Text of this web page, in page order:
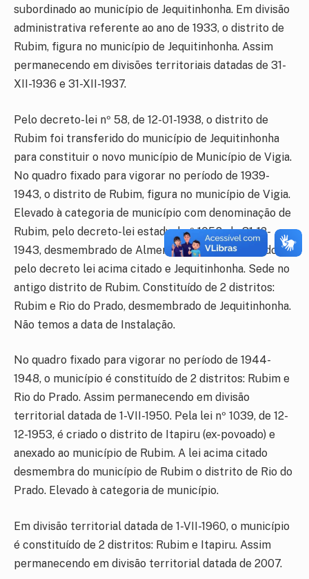
subordinado ao município de Jequitinhonha. Em divisão
administrativa referente ao ano de 1933, o distrito de
Rubim, figura no município de Jequitinhonha. Assim
permanecendo em divisões territoriais datadas de 31-
XII-1936 e 31-XII-1937.
Pelo decreto-lei nº 58, de 12-01-1938, o distrito de
Rubim foi transferido do município de Jequitinhonha
para constituir o novo município de Município de Vigia.
No quadro fixado para vigorar no período de 1939-
1943, o distrito de Rubim, figura no município de Vigia.
Elevado à categoria de município com denominação de
Rubim, pelo decreto-lei estadual nº 1058, de 31-12-
1943, desmembrado de Almenara (ex-Vigia) alterado
pelo decreto lei acima citado e Jequitinhonha. Sede no
antigo distrito de Rubim. Constituído de 2 distritos:
Rubim e Rio do Prado, desmembrado de Jequitinhonha.
Não temos a data de Instalação.
No quadro fixado para vigorar no período de 1944-
1948, o município é constituído de 2 distritos: Rubim e
Rio do Prado. Assim permanecendo em divisão
territorial datada de 1-VII-1950. Pela lei nº 1039, de 12-
12-1953, é criado o distrito de Itapiru (ex-povoado) e
anexado ao município de Rubim. A lei acima citado
desmembra do município de Rubim o distrito de Rio do
Prado. Elevado à categoria de município.
Em divisão territorial datada de 1-VII-1960, o município
é constituído de 2 distritos: Rubim e Itapiru. Assim
permanecendo em divisão territorial datada de 2007.